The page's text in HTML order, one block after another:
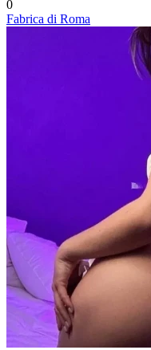
0
Fabrica di Roma